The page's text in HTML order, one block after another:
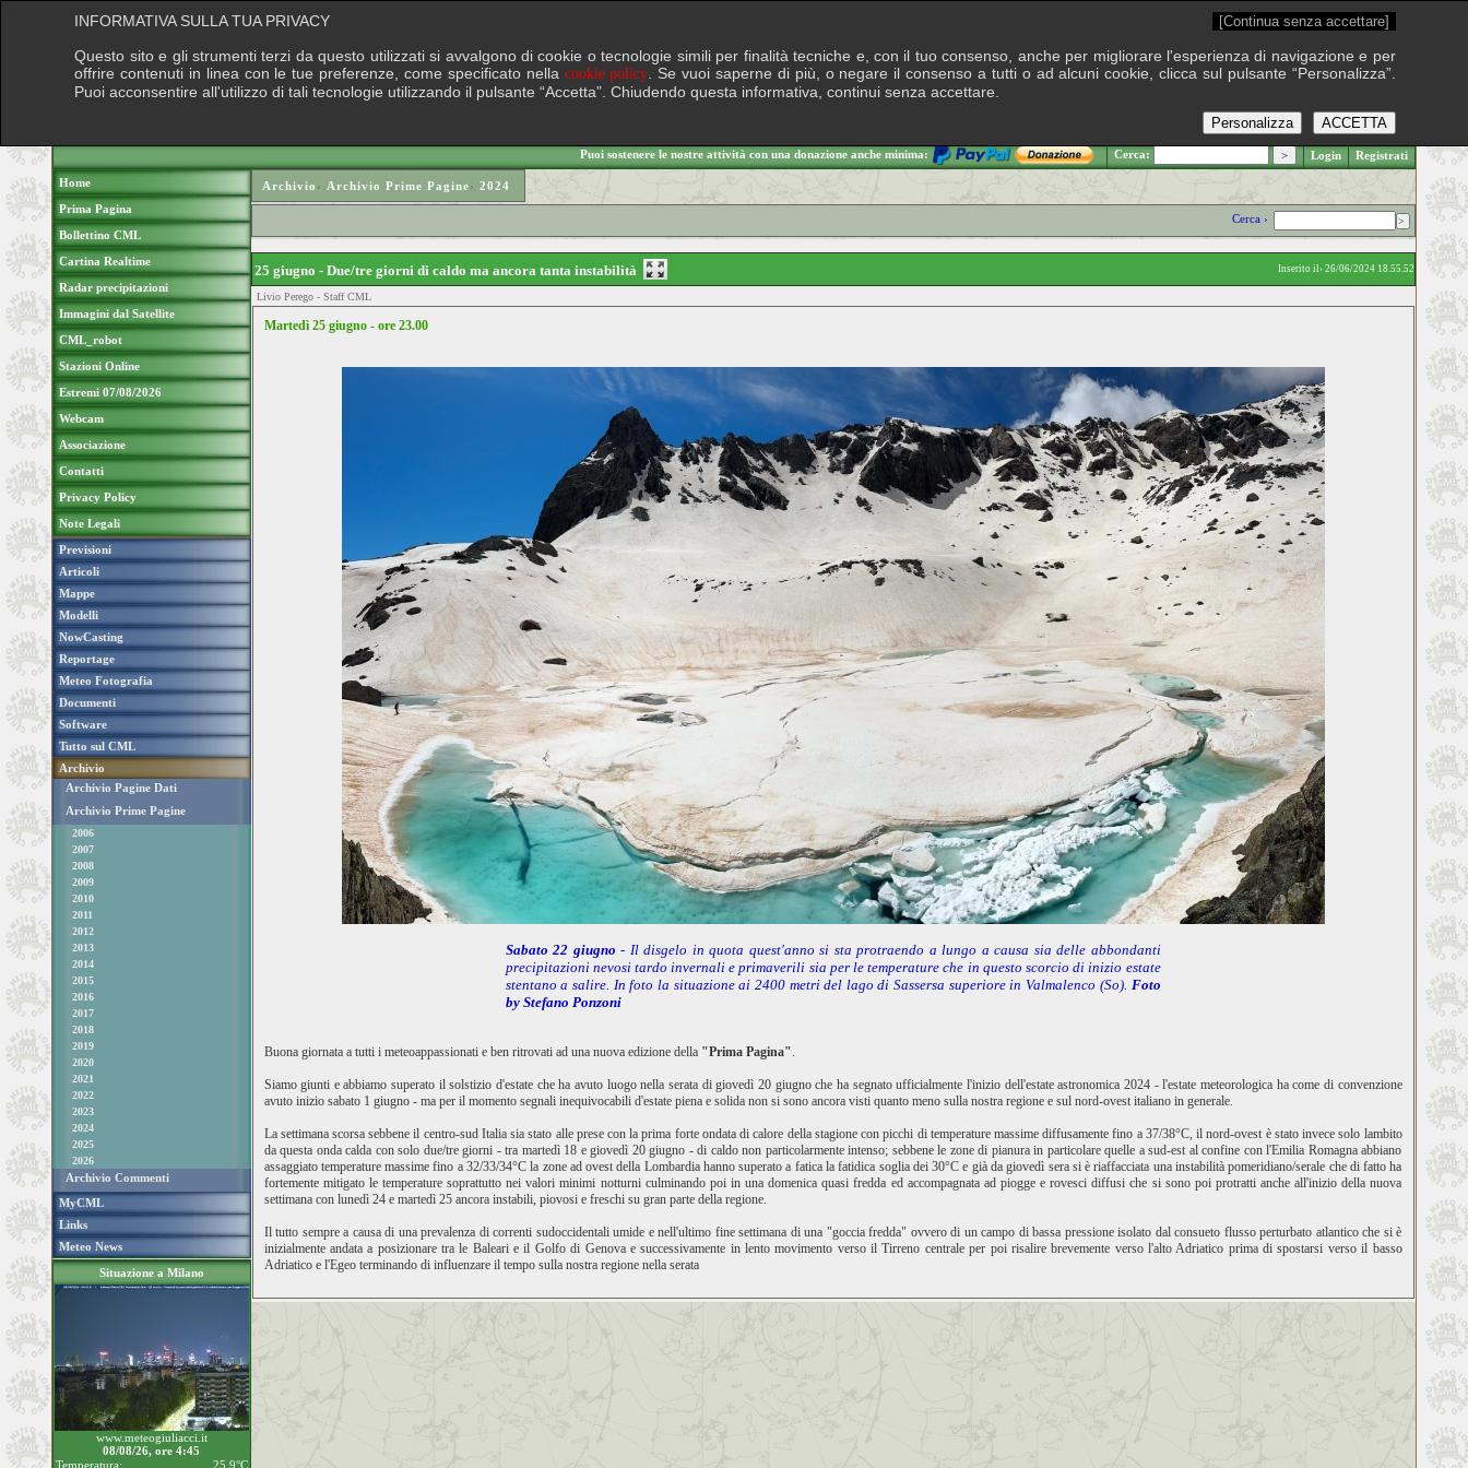
.: Sabato 8 agosto 2026
Puoi sostenere le nostre attività con una donazione anche minima: Cerca: Login Registrati
Home
Prima Pagina
Bollettino CML
Cartina Realtime
Radar precipitazioni
Immagini dal Satellite
CML_robot
Stazioni Online
Estremi 07/08/2026
Webcam
Associazione
Contatti
Privacy Policy
Note Legali
Previsioni
Articoli
Mappe
Modelli
NowCasting
Reportage
Meteo Fotografia
Documenti
Software
Tutto sul CML
Archivio
Archivio Pagine Dati
Archivio Prime Pagine
2006
2007
2008
2009
2010
2011
2012
2013
2014
2015
2016
2017
2018
2019
2020
2021
2022
2023
2024
2025
2026
Archivio Commenti
MyCML
Links
Meteo News
Situazione a Milano
www.meteogiuliacci.it
08/08/26, ore 4:45
Temperatura:
25.9°C
Archivio › Archivio Prime Pagine› 2024
Cerca ›
25 giugno - Due/tre giorni di caldo ma ancora tanta instabilità Inserito il› 26/06/2024 18.55.52
Livio Perego - Staff CML
Martedì 25 giugno - ore 23.00
Sabato 22 giugno - Il disgelo in quota quest'anno si sta protraendo a lungo a causa sia delle abbondanti
precipitazioni nevosi tardo invernali e primaverili sia per le temperature che in questo scorcio di inizio estate
stentano a salire. In foto la situazione ai 2400 metri del lago di Sassersa superiore in Valmalenco (So). Foto
by Stefano Ponzoni
Buona giornata a tutti i meteoappassionati e ben ritrovati ad una nuova edizione della "Prima Pagina".
Siamo giunti e abbiamo superato il solstizio d'estate che ha avuto luogo nella serata di giovedì 20 giugno che ha segnato ufficialmente l'inizio dell'estate astronomica 2024 - l'estate meteorologica ha come di convenzione
avuto inizio sabato 1 giugno - ma per il momento segnali inequivocabili d'estate piena e solida non si sono ancora visti quanto meno sulla nostra regione e sul nord-ovest italiano in generale.
La settimana scorsa sebbene il centro-sud Italia sia stato alle prese con la prima forte ondata di calore della stagione con picchi di temperature massime diffusamente fino a 37/38°C, il nord-ovest è stato invece solo lambito
da questa onda calda con solo due/tre giorni - tra martedì 18 e giovedì 20 giugno - di caldo non particolarmente intenso; sebbene le zone di pianura in particolare quelle a sud-est al confine con l'Emilia Romagna abbiano
assaggiato temperature massime fino a 32/33/34°C la zone ad ovest della Lombardia hanno superato a fatica la fatidica soglia dei 30°C e già da giovedì sera si è riaffacciata una instabilità pomeridiano/serale che di fatto ha
fortemente mitigato le temperature soprattutto nei valori minimi notturni culminando poi in una domenica quasi fredda ed accompagnata ad piogge e rovesci diffusi che si sono poi protratti anche all'inizio della nuova
settimana con lunedì 24 e martedì 25 ancora instabili, piovosi e freschi su gran parte della regione.
Il tutto sempre a causa di una prevalenza di correnti sudoccidentali umide e nell'ultimo fine settimana di una "goccia fredda" ovvero di un campo di bassa pressione isolato dal consueto flusso perturbato atlantico che si è
inizialmente andata a posizionare tra le Baleari e il Golfo di Genova e successivamente in lento movimento verso il Tirreno centrale per poi risalire brevemente verso l'alto Adriatico prima di spostarsi verso il basso
Adriatico e l'Egeo terminando di influenzare il tempo sulla nostra regione nella serata
INFORMATIVA SULLA TUA PRIVACY [Continua senza accettare]
Questo sito e gli strumenti terzi da questo utilizzati si avvalgono di cookie o tecnologie simili per finalità tecniche e, con il tuo consenso, anche per migliorare l'esperienza di navigazione e per
offrire contenuti in linea con le tue preferenze, come specificato nella cookie policy . Se vuoi saperne di più, o negare il consenso a tutti o ad alcuni cookie, clicca sul pulsante “Personalizza”.
Puoi acconsentire all'utilizzo di tali tecnologie utilizzando il pulsante “Accetta”. Chiudendo questa informativa, continui senza accettare.
ACCETTA
Personalizza